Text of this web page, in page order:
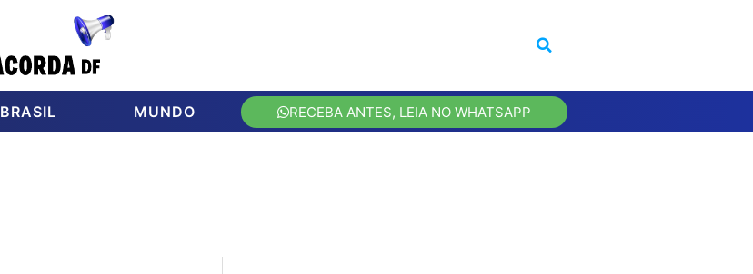
BRASIL MUNDO RECEBA ANTES, LEIA NO WHATSAPP